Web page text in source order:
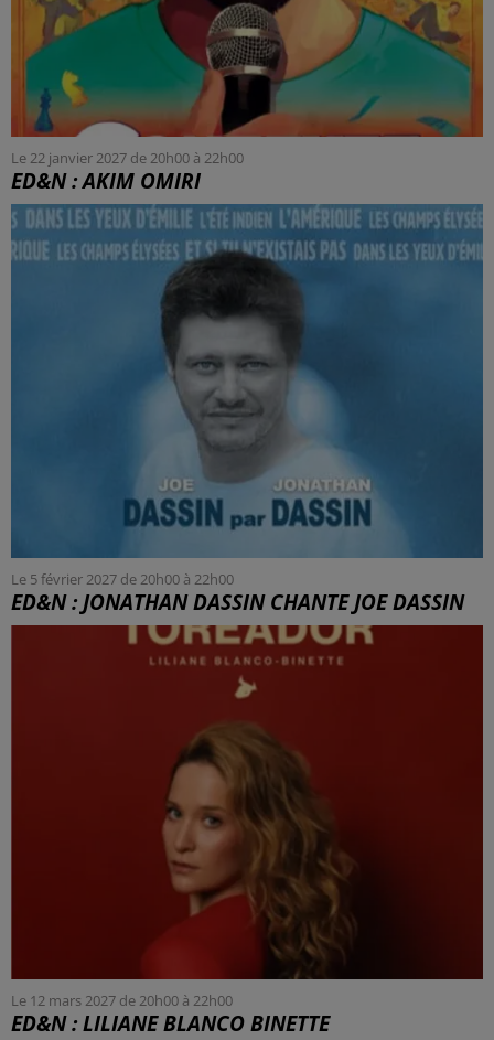
Le 22 janvier 2027 de 20h00 à 22h00
ED&N : AKIM OMIRI
Le 5 février 2027 de 20h00 à 22h00
ED&N : JONATHAN DASSIN CHANTE JOE DASSIN
Le 12 mars 2027 de 20h00 à 22h00
ED&N : LILIANE BLANCO BINETTE